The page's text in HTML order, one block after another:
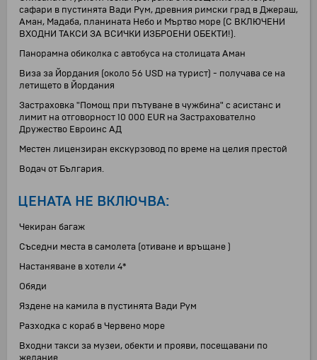
сафари в пустинята Вади Рум, древния римски град в Джераш,
Аман, Мадаба, планината Небо и Мъртво море (С ВКЛЮЧЕНИ
ВХОДНИ ТАКСИ ЗА ВСИЧКИ ИЗБРОЕНИ ОБЕКТИ!).
Панорамна обиколка с автобуса на столицата Аман
Виза за Йордания (около 56 USD на турист) - получава се на
летището в Йордания
Застраховка "Помощ при пътуване в чужбина" с асистанс и
лимит на отговорност 10 000 EUR на Застрахователно
Дружество Евроинс АД
Mестен лицензиран екскурзовод по време на целия престой
Водач от България.
ЦЕНАТА НЕ ВКЛЮЧВА:
Чекиран багаж
Съседни места в самолета (отиване и връщане )
Настаняване в хотели 4*
Обяди
Яздене на камила в пустинята Вади Рум
Разходка с кораб в Червено море
Входни такси за музеи, обекти и прояви, посещавани по